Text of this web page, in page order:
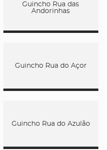
Guincho Rua das
Andorinhas
Guincho Rua do Açor
Guincho Rua do Azulão